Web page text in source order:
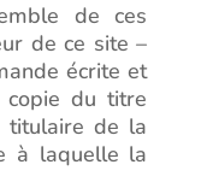
de ces
de ce site –
écrite et
copie du titre
titulaire de la
à laquelle la